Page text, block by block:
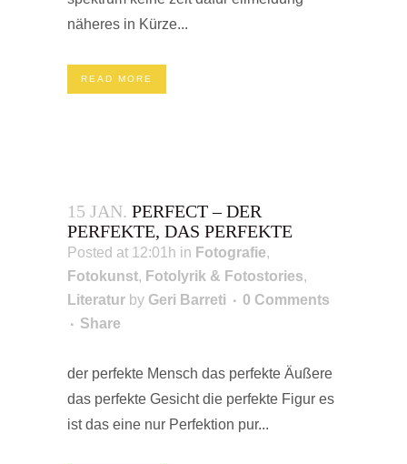
näheres in Kürze...
READ MORE
15 JAN. PERFECT – DER
PERFEKTE, DAS PERFEKTE
Posted at 12:01h in Fotografie,
Fotokunst, Fotolyrik & Fotostories,
Literatur by Geri Barreti
0 Comments
Share
der perfekte Mensch das perfekte Äußere
das perfekte Gesicht die perfekte Figur es
ist das eine nur Perfektion pur...